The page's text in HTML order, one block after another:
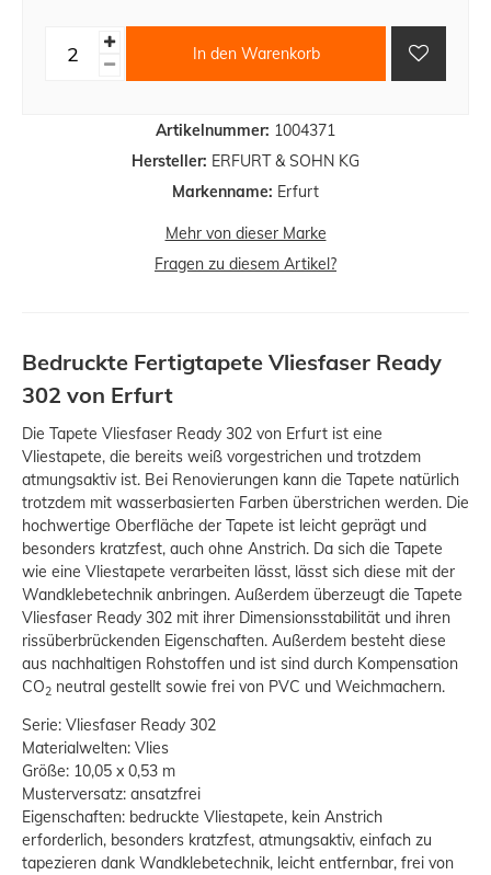
Artikelnummer: 1004371
Hersteller: ERFURT & SOHN KG
Markenname: Erfurt
In den Warenkorb
Mehr von dieser Marke
Fragen zu diesem Artikel?
Bedruckte Fertigtapete Vliesfaser Ready
302 von Erfurt
Die Tapete Vliesfaser Ready 302 von Erfurt ist eine
Vliestapete, die bereits weiß vorgestrichen und trotzdem
atmungsaktiv ist. Bei Renovierungen kann die Tapete natürlich
trotzdem mit wasserbasierten Farben überstrichen werden. Die
hochwertige Oberfläche der Tapete ist leicht geprägt und
besonders kratzfest, auch ohne Anstrich. Da sich die Tapete
wie eine Vliestapete verarbeiten lässt, lässt sich diese mit der
Wandklebetechnik anbringen. Außerdem überzeugt die Tapete
Vliesfaser Ready 302 mit ihrer Dimensionsstabilität und ihren
rissüberbrückenden Eigenschaften. Außerdem besteht diese
aus nachhaltigen Rohstoffen und ist sind durch Kompensation
CO2 neutral gestellt sowie frei von PVC und Weichmachern.
Serie: Vliesfaser Ready 302
Materialwelten: Vlies
Größe: 10,05 x 0,53 m
Musterversatz: ansatzfrei
Eigenschaften: bedruckte Vliestapete, kein Anstrich
erforderlich, besonders kratzfest, atmungsaktiv, einfach zu
tapezieren dank Wandklebetechnik, leicht entfernbar, frei von